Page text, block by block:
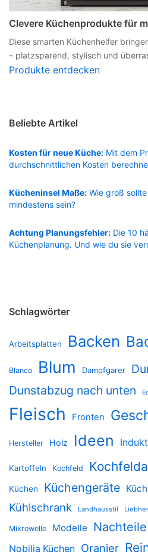
Clevere Küchenprodukte für
Diese smarten Küchenhelfer
– platzsparend, stylisch und
Produkte entdecken
Beliebte Artikel
Kosten für neue Küche: Mit dem
durchschnittlichen Kosten
Kücheninsel Maße: Wie groß
mindestens sein?
Achtung Planungsfehler: Die 10
Küchenplanung. Und wie du sie
Schlagwörter
Arbeitsplatten Backen
Blanco Blum Dampfgarer
Dunstabzug nach unten
Fleisch Fronten
Hersteller Holz Ideen
Kartoffeln Kochfeld
Küchen Küchengeräte
Kühlschrank Landhausstil
Mikrowelle Modelle Nachteile
Nobilia Küchen Oranier